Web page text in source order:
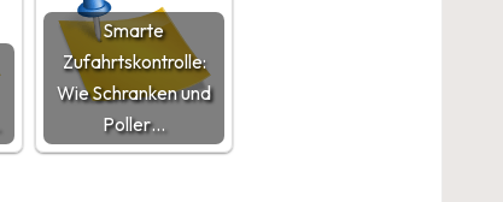
Smarte
Zufahrtskontrolle:
Wie Schranken und
Poller…